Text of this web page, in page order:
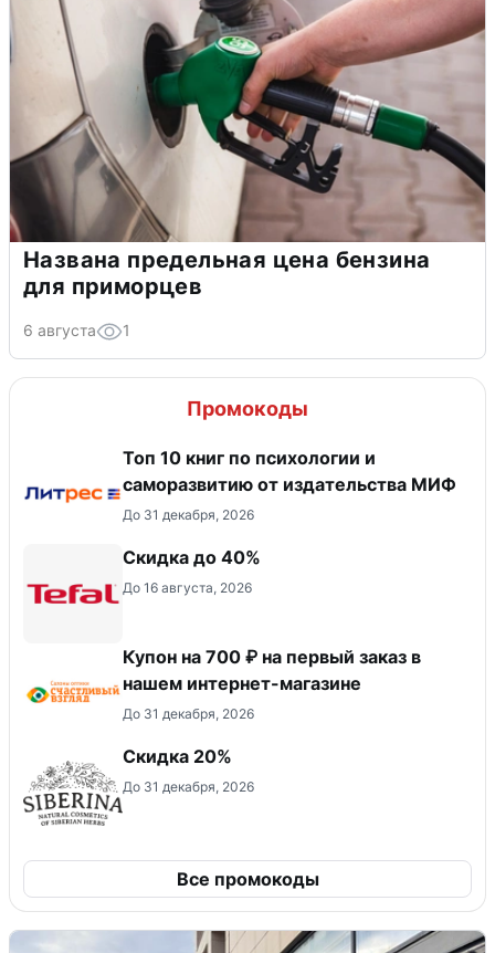
Названа предельная цена бензина
для приморцев
6 августа 1
Промокоды
Топ 10 книг по психологии и
саморазвитию от издательства МИФ
До 31 декабря, 2026
Скидка до 40%
До 16 августа, 2026
Купон на 700 ₽ на первый заказ в
нашем интернет-магазине
До 31 декабря, 2026
Скидка 20%
До 31 декабря, 2026
Все промокоды